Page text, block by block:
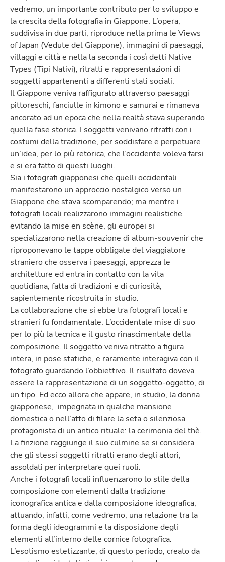
vedremo, un importante contributo per lo sviluppo e
la crescita della fotografia in Giappone. L’opera,
suddivisa in due parti, riproduce nella prima le Views
of Japan (Vedute del Giappone), immagini di paesaggi,
villaggi e città e nella la seconda i così detti Native
Types (Tipi Nativi), ritratti e rappresentazioni di
soggetti appartenenti a differenti stati sociali.
Il Giappone veniva raffigurato attraverso paesaggi
pittoreschi, fanciulle in kimono e samurai e rimaneva
ancorato ad un epoca che nella realtà stava superando
quella fase storica. I soggetti venivano ritratti con i
costumi della tradizione, per soddisfare e perpetuare
un’idea, per lo più retorica, che l’occidente voleva farsi
e si era fatto di questi luoghi.
Sia i fotografi giapponesi che quelli occidentali
manifestarono un approccio nostalgico verso un
Giappone che stava scomparendo; ma mentre i
fotografi locali realizzarono immagini realistiche
evitando la mise en scène, gli europei si
specializzarono nella creazione di album-souvenir che
riproponevano le tappe obbligate del viaggiatore
straniero che osserva i paesaggi, apprezza le
architetture ed entra in contatto con la vita
quotidiana, fatta di tradizioni e di curiosità,
sapientemente ricostruita in studio.
La collaborazione che si ebbe tra fotografi locali e
stranieri fu fondamentale. L’occidentale mise di suo
per lo più la tecnica e il gusto rinascimentale della
composizione. Il soggetto veniva ritratto a figura
intera, in pose statiche, e raramente interagiva con il
fotografo guardando l’obbiettivo. Il risultato doveva
essere la rappresentazione di un soggetto-oggetto, di
un tipo. Ed ecco allora che appare, in studio, la donna
giapponese, impegnata in qualche mansione
domestica o nell’atto di filare la seta o silenziosa
protagonista di un antico rituale: la cerimonia del thè.
La finzione raggiunge il suo culmine se si considera
che gli stessi soggetti ritratti erano degli attori,
assoldati per interpretare quei ruoli.
Anche i fotografi locali influenzarono lo stile della
composizione con elementi dalla tradizione
iconografica antica e dalla composizione ideografica,
attuando, infatti, come vedremo, una relazione tra la
forma degli ideogrammi e la disposizione degli
elementi all’interno delle cornice fotografica.
L’esotismo estetizzante, di questo periodo, creato da